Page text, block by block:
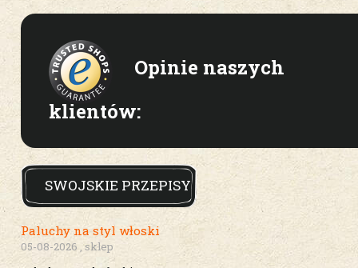
Opinie naszych
klientów:
SWOJSKIE PRZEPISY
Paluchy na styl włoski
05-08-2026 , sklep